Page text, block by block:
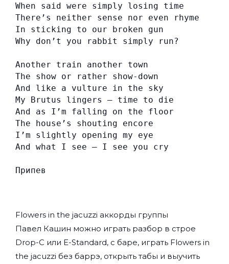
When said were simply losing time
There’s neither sense nor even rhyme
In sticking to our broken gun
Why don’t you rabbit simply run?
Another train another town
The show or rather show-down
And like a vulture in the sky
My Brutus lingers — time to die
And as I’m falling on the floor
The house’s shouting encore
I’m slightly opening my eye
And what I see — I see you cry
Припев
Flowers in the jacuzzi аккорды группы
Павел Кашин можно играть разбор в строе
Drop-C или E-Standard, с баре, играть Flowers in
the jacuzzi без баррэ, открыть табы и выучить